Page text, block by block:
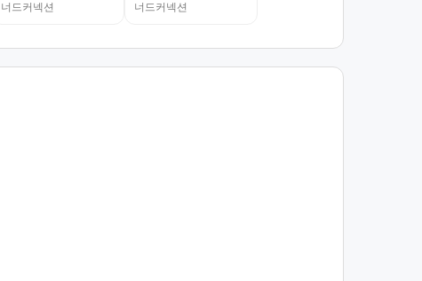
너드커넥션 너드커넥션